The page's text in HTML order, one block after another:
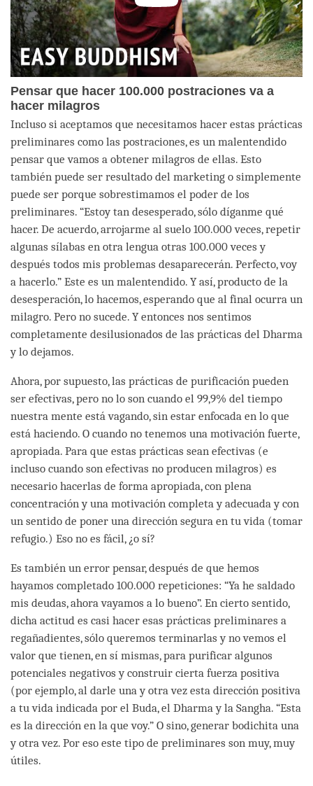
Pensar que hacer 100.000 postraciones va a
hacer milagros
Incluso si aceptamos que necesitamos hacer estas prácticas
preliminares como las postraciones, es un malentendido
pensar que vamos a obtener milagros de ellas. Esto
también puede ser resultado del marketing o simplemente
puede ser porque sobrestimamos el poder de los
preliminares. “Estoy tan desesperado, sólo díganme qué
hacer. De acuerdo, arrojarme al suelo 100.000 veces, repetir
algunas sílabas en otra lengua otras 100.000 veces y
después todos mis problemas desaparecerán. Perfecto, voy
a hacerlo.” Este es un malentendido. Y así, producto de la
desesperación, lo hacemos, esperando que al final ocurra un
milagro. Pero no sucede. Y entonces nos sentimos
completamente desilusionados de las prácticas del Dharma
y lo dejamos.
Ahora, por supuesto, las prácticas de purificación pueden
ser efectivas, pero no lo son cuando el 99,9% del tiempo
nuestra mente está vagando, sin estar enfocada en lo que
está haciendo. O cuando no tenemos una motivación fuerte,
apropiada. Para que estas prácticas sean efectivas (e
incluso cuando son efectivas no producen milagros) es
necesario hacerlas de forma apropiada, con plena
concentración y una motivación completa y adecuada y con
un sentido de poner una dirección segura en tu vida (tomar
refugio.) Eso no es fácil, ¿o sí?
Es también un error pensar, después de que hemos
hayamos completado 100.000 repeticiones: “Ya he saldado
mis deudas, ahora vayamos a lo bueno”. En cierto sentido,
dicha actitud es casi hacer esas prácticas preliminares a
regañadientes, sólo queremos terminarlas y no vemos el
valor que tienen, en sí mismas, para purificar algunos
potenciales negativos y construir cierta fuerza positiva
(por ejemplo, al darle una y otra vez esta dirección positiva
a tu vida indicada por el Buda, el Dharma y la Sangha. “Esta
es la dirección en la que voy.” O sino, generar bodichita una
y otra vez. Por eso este tipo de preliminares son muy, muy
útiles.